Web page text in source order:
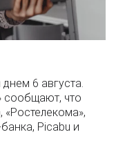
6 августа.
сообщают, что
Picabu и